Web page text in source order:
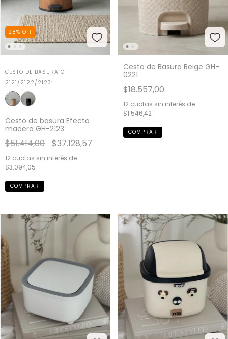
28% OFF
CESTO DE BASURA GH-
2121/2122/2123:
Cesto de basura Efecto
madera GH-2123
$51.414,00 $37.128,57
12 cuotas sin interés de
$3.094,05
Cesto de Basura Beige GH-
0221
$18.557,00
12 cuotas sin interés de
$1.546,42